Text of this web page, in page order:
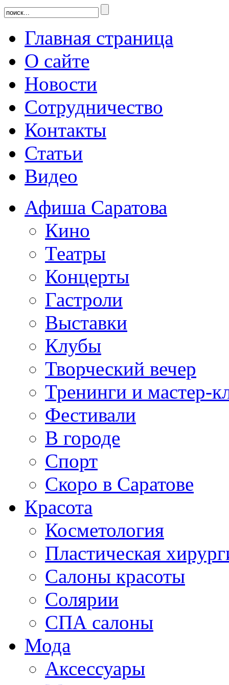
Главная страница
О сайте
Новости
Сотрудничество
Контакты
Статьи
Видео
Афиша Саратова
Кино
Театры
Концерты
Гастроли
Выставки
Клубы
Творческий вечер
Тренинги и мастер-
Фестивали
В городе
Спорт
Скоро в Саратове
Красота
Косметология
Пластическая
Салоны красоты
Солярии
СПА салоны
Мода
Аксессуары